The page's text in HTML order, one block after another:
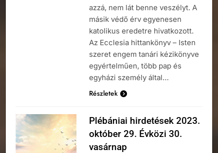
azzá, nem lát benne veszélyt. A
másik védő érv egyenesen
katolikus eredetre hivatkozott.
Az Ecclesia hittankönyv – Isten
szeret engem tanári kézikönyve
egyértelműen, több pap és
egyházi személy által…
Részletek
Plébániai hirdetések 2023.
október 29. Évközi 30.
vasárnap